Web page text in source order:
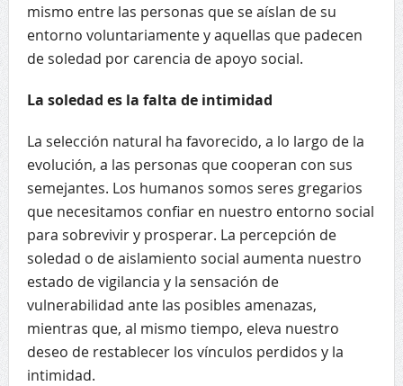
mismo entre las personas que se aíslan de su
entorno voluntariamente y aquellas que padecen
de soledad por carencia de apoyo social.
La soledad es la falta de intimidad
La selección natural ha favorecido, a lo largo de la
evolución, a las personas que cooperan con sus
semejantes. Los humanos somos seres gregarios
que necesitamos confiar en nuestro entorno social
para sobrevivir y prosperar. La percepción de
soledad o de aislamiento social aumenta nuestro
estado de vigilancia y la sensación de
vulnerabilidad ante las posibles amenazas,
mientras que, al mismo tiempo, eleva nuestro
deseo de restablecer los vínculos perdidos y la
intimidad.